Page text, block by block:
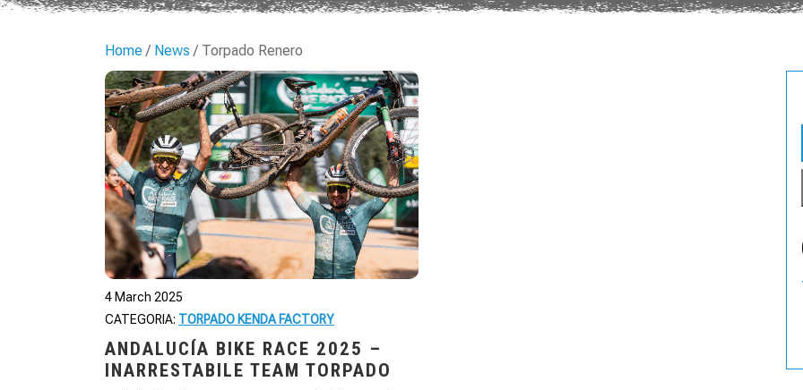
Home / News / Torpado Renero
4 March 2025
CATEGORIA: TORPADO KENDA FACTORY
ANDALUCÍA BIKE RACE 2025 –
INARRESTABILE TEAM TORPADO